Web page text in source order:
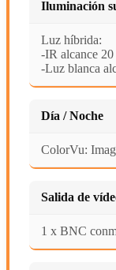
Iluminación
Luz híbrida:
-IR alcance 20
-Luz blanca
Día / Noche
ColorVu:
Salida de
1 x BNC